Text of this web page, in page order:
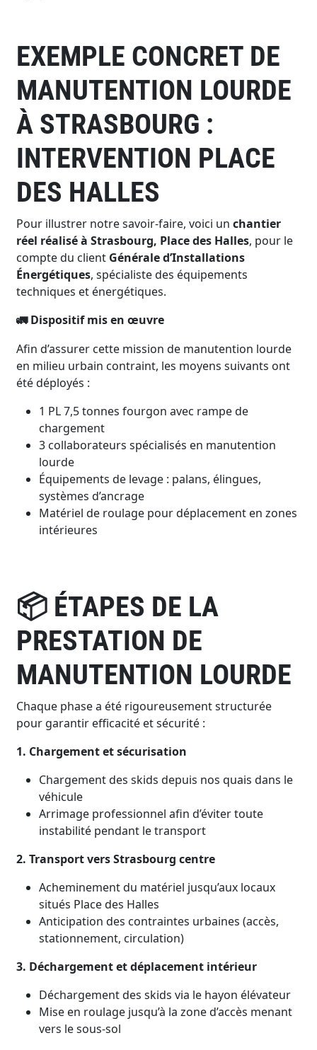
EXEMPLE CONCRET DE
MANUTENTION LOURDE
À STRASBOURG :
INTERVENTION PLACE
DES HALLES
Pour illustrer notre savoir-faire, voici unchantier
réel réalisé à Strasbourg, Place des Halles, pour le
compte du client Générale d’Installations
Énergétiques, spécialiste des équipements
techniques et énergétiques.
🚛Dispositif mis en œuvre
Afin d’assurer cette mission de manutention lourde
en milieu urbain contraint, les moyens suivants ont
été déployés :
1 PL 7,5 tonnes fourgon avec rampe de
chargement
3 collaborateurs spécialisés en manutention
lourde
Équipements de levage : palans, élingues,
systèmes d’ancrage
Matériel de roulage pour déplacement en zones
intérieures
📦 ÉTAPES DE LA
PRESTATION DE
MANUTENTION LOURDE
Chaque phase a été rigoureusement structurée
pour garantir efficacité et sécurité :
1. Chargement et sécurisation
Chargement des skids depuis nos quais dans le
véhicule
Arrimage professionnel afin d’éviter toute
instabilité pendant le transport
2. Transport vers Strasbourg centre
Acheminement du matériel jusqu’aux locaux
situés Place des Halles
Anticipation des contraintes urbaines (accès,
stationnement, circulation)
3. Déchargement et déplacement intérieur
Déchargement des skids via le hayon élévateur
Mise en roulage jusqu’à la zone d’accès menant
vers le sous-sol